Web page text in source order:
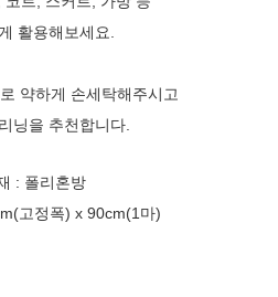
활용해보세요.
약하게 손세탁해주시고
닝을 추천합니다.
: 폴리혼방
고정폭) x 90cm(1마)